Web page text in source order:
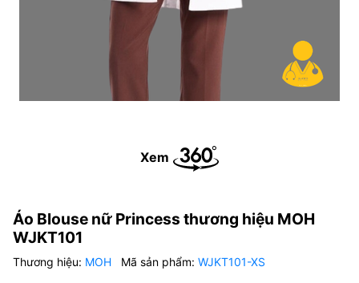
Xem
Áo Blouse nữ Princess thương hiệu MOH
WJKT101
Thương hiệu: MOH Mã sản phẩm: WJKT101-XS